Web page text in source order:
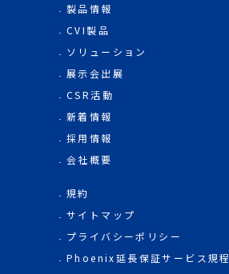
製品情報
CVI製品
ソリューション
展示会出展
CSR活動
新着情報
採用情報
会社概要
規約
サイトマップ
プライバシーポリシー
Phoenix延長保証サービス規程